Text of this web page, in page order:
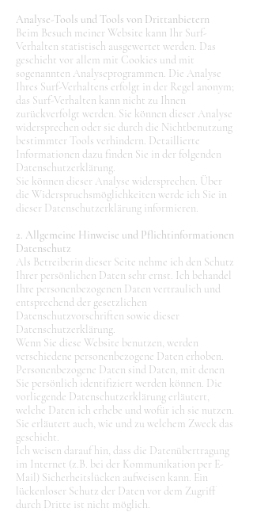
Analyse-Tools und Tools von Drittanbietern
Beim Besuch meiner Website kann Ihr Surf-
Verhalten statistisch ausgewertet werden. Das
geschieht vor allem mit Cookies und mit
sogenannten Analyseprogrammen. Die Analyse
Ihres Surf-Verhaltens erfolgt in der Regel anonym;
das Surf-Verhalten kann nicht zu Ihnen
zurückverfolgt werden. Sie können dieser Analyse
widersprechen oder sie durch die Nichtbenutzung
bestimmter Tools verhindern. Detaillierte
Informationen dazu finden Sie in der folgenden
Datenschutzerklärung.
Sie können dieser Analyse widersprechen. Über
die Widerspruchsmöglichkeiten werde ich Sie in
dieser Datenschutzerklärung informieren.
2. Allgemeine Hinweise und Pflichtinformationen
Datenschutz
Als Betreiberin dieser Seite nehme ich den Schutz
Ihrer persönlichen Daten sehr ernst. Ich behandel
Ihre personenbezogenen Daten vertraulich und
entsprechend der gesetzlichen
Datenschutzvorschriften sowie dieser
Datenschutzerklärung.
Wenn Sie diese Website benutzen, werden
verschiedene personenbezogene Daten erhoben.
Personenbezogene Daten sind Daten, mit denen
Sie persönlich identifiziert werden können. Die
vorliegende Datenschutzerklärung erläutert,
welche Daten ich erhebe und wofür ich sie nutzen.
Sie erläutert auch, wie und zu welchem Zweck das
geschieht.
Ich weisen darauf hin, dass die Datenübertragung
im Internet (z.B. bei der Kommunikation per E-
Mail) Sicherheitslücken aufweisen kann. Ein
lückenloser Schutz der Daten vor dem Zugriff
durch Dritte ist nicht möglich.